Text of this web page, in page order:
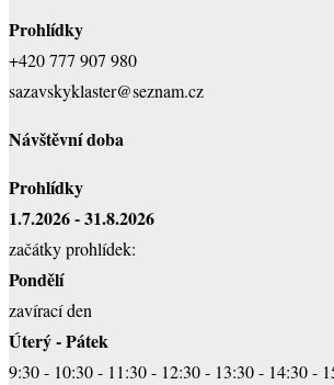
Prohlídky
+420 777 907 980
sazavskyklaster@seznam.cz
Návštěvní doba
Prohlídky
1.7.2026 - 31.8.2026
začátky prohlídek:
Pondělí
zavírací den
Úterý - Pátek
9:30 - 10:30 - 11:30 - 12:30 - 13:30 - 14:30 -